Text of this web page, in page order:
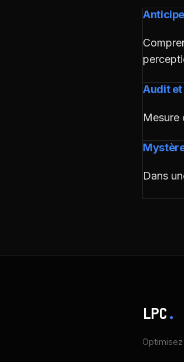
Audit et
Mesure
Dans
LPC.